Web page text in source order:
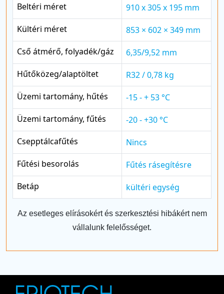
Beltéri méret
910 x 305 x 195 mm
Kültéri méret
853 × 602 × 349 mm
Cső átmérő, folyadék/gáz
6,35/9,52 mm
Hűtőközeg/alaptöltet
R32 / 0,78 kg
Üzemi tartomány, hűtés
-15 - + 53 °C
Üzemi tartomány, fűtés
-20 - +30 °C
Csepptálcafűtés
Nincs
Fűtési besorolás
Fűtés rásegítésre
Betáp
kültéri egység
Az esetleges elírásokért és szerkesztési hibákért nem
vállalunk felelősséget.